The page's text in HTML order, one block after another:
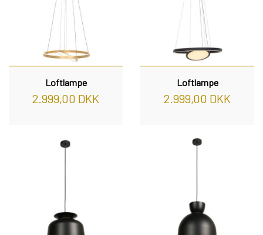
Loftlampe
2.999,00 DKK
Loftlampe
2.999,00 DKK